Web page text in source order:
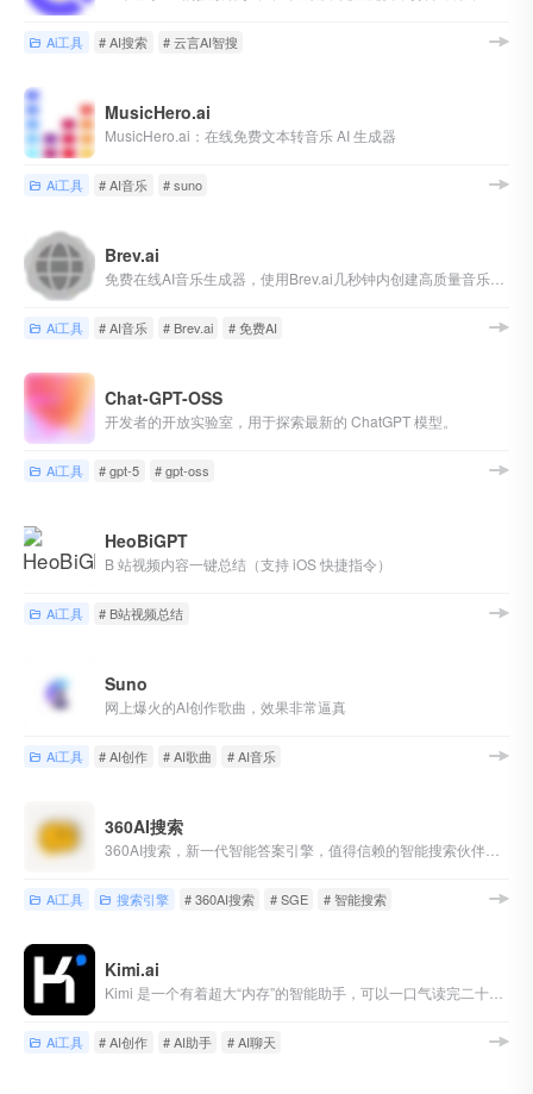
Ai工具 # AI搜索 # 云言AI智搜
MusicHero.ai
MusicHero.ai：在线免费文本转音乐 AI 生成器
Ai工具 # AI音乐 # suno
Brev.ai
Ai工具 # AI音乐 # Brev.ai # 免费AI
Chat-GPT-OSS
开发者的开放实验室，用于探索最新的 ChatGPT 模型。
Ai工具 # gpt-5 # gpt-oss
HeoBiGPT
B 站视频内容一键总结（支持 iOS 快捷指令）
Ai工具 # B站视频总结
Suno
网上爆火的AI创作歌曲，效果非常逼真
Ai工具 # AI创作 # AI歌曲 # AI音乐
360AI搜索
Ai工具 搜索引擎 # 360AI搜索 # SGE # 智能搜索
Kimi.ai
Ai工具 # AI创作 # AI助手 # AI聊天